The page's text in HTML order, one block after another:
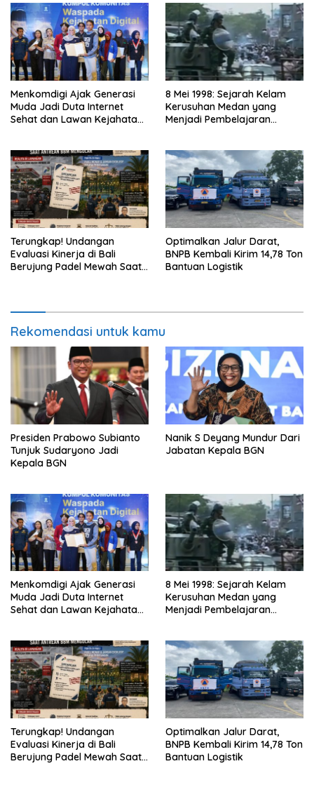
Menkomdigi Ajak Generasi
Muda Jadi Duta Internet
Sehat dan Lawan Kejahatan
8 Mei 1998: Sejarah Kelam
Kerusuhan Medan yang
Menjadi Pembelajaran
Terungkap! Undangan
Evaluasi Kinerja di Bali
Berujung Padel Mewah Saat
Optimalkan Jalur Darat,
BNPB Kembali Kirim 14,78 Ton
Bantuan Logistik
Rekomendasi untuk kamu
Presiden Prabowo Subianto
Tunjuk Sudaryono Jadi
Kepala BGN
Nanik S Deyang Mundur Dari
Jabatan Kepala BGN
Menkomdigi Ajak Generasi
Muda Jadi Duta Internet
Sehat dan Lawan Kejahatan
8 Mei 1998: Sejarah Kelam
Kerusuhan Medan yang
Menjadi Pembelajaran
Terungkap! Undangan
Evaluasi Kinerja di Bali
Berujung Padel Mewah Saat
Optimalkan Jalur Darat,
BNPB Kembali Kirim 14,78 Ton
Bantuan Logistik